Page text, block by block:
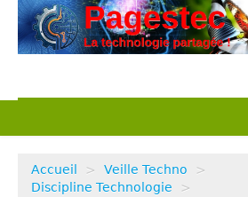
Nos actions
Accueil > Veille Techno
>
Discipline Technologie
>